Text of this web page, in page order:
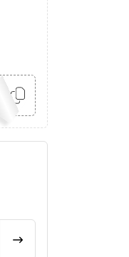
CALCULAR FRETE